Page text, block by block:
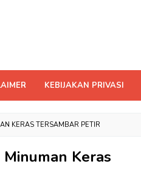
KEBIJAKAN PRIVASI
KERAS TERSAMBAR PETIR
Keras